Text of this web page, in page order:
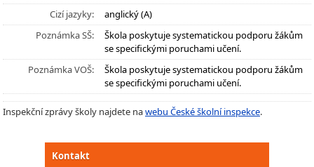
Cizí jazyky:
anglický (A)
Poznámka SŠ:
Škola poskytuje systematickou podporu žákům
se specifickými poruchami učení.
Poznámka VOŠ:
Škola poskytuje systematickou podporu žákům
se specifickými poruchami učení.
Inspekční zprávy školy najdete nawebu České školní inspekce.
Kontakt